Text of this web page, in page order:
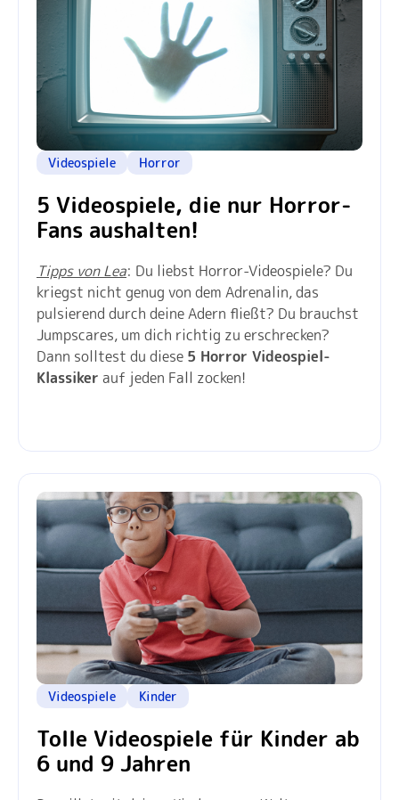
Videospiele Horror
5 Videospiele, die nur Horror-
Fans aushalten!
Tipps von Lea: Du liebst Horror-Videospiele? Du
kriegst nicht genug von dem Adrenalin, das
pulsierend durch deine Adern fließt? Du brauchst
Jumpscares, um dich richtig zu erschrecken?
Dann solltest du diese 5 Horror Videospiel-
Klassiker auf jeden Fall zocken!
Videospiele Kinder
Tolle Videospiele für Kinder ab
6 und 9 Jahren